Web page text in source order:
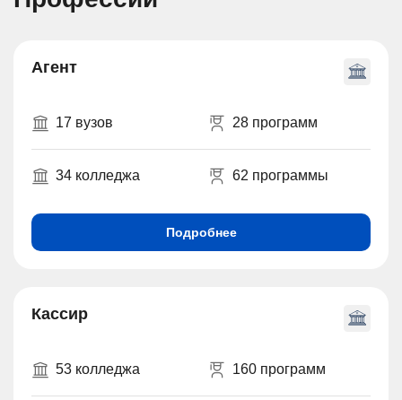
Агент
17 вузов 28 программ
34 колледжа 62 программы
Подробнее
Кассир
53 колледжа 160 программ